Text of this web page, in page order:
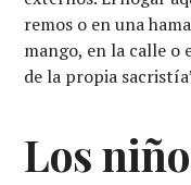
remos o en una
mango, en la calle
de la propia
Los